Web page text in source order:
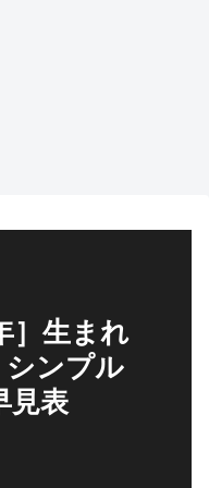
］生まれ
シンプル
見表